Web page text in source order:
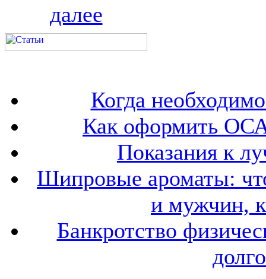
далее
Когда
Как оформить
Показания к
Шипровые ароматы:
и мужчин,
Банкротство